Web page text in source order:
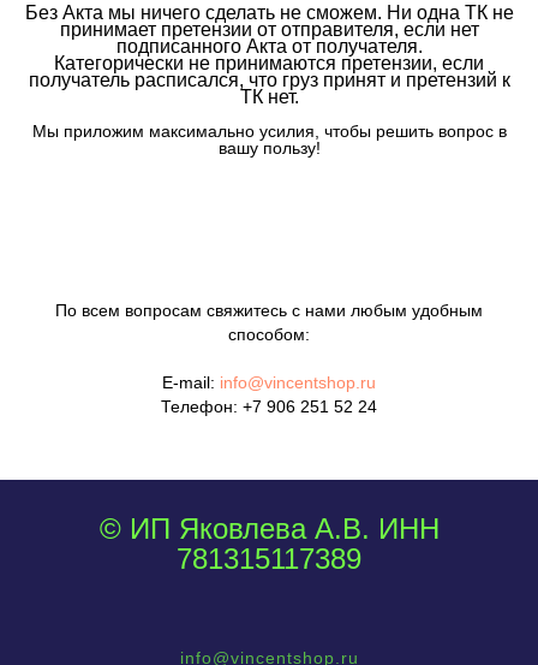
Без Акта мы ничего сделать не сможем. Ни одна ТК не
принимает претензии от отправителя, если нет
подписанного Акта от получателя.
Категорически не принимаются претензии, если
получатель расписался, что груз принят и претензий к
ТК нет.
Мы приложим максимально усилия, чтобы решить вопрос в
вашу пользу!
По всем вопросам свяжитесь с нами любым удобным
способом:
E-mail: info@vincentshop.ru
Телефон: +7 906 251 52 24
© ИП Яковлева А.В. ИНН
781315117389
info@vincentshop.ru